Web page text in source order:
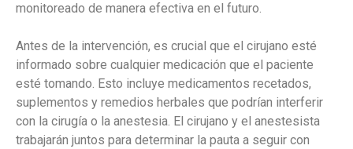
monitoreado de manera efectiva en el futuro.
Antes de la intervención, es crucial que el cirujano esté
informado sobre cualquier medicación que el paciente
esté tomando. Esto incluye medicamentos recetados,
suplementos y remedios herbales que podrían interferir
con la cirugía o la anestesia. El cirujano y el anestesista
trabajarán juntos para determinar la pauta a seguir con